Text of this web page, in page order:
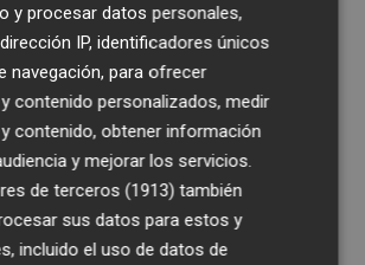
18 millones, la suma de
que el brazo económico del
recuperar en el caso del
se debe a que es con la
Pérez con la que el IVF
la mayor parte de esa
que se fue por el
subasta que, por cierto,
y procesar datos personales,
IP, identificadores únicos
navegación, para ofrecer
contenido personalizados, medir
contenido, obtener información
y mejorar los servicios.
de terceros (1913) también
sus datos para estos y
incluido el uso de datos de